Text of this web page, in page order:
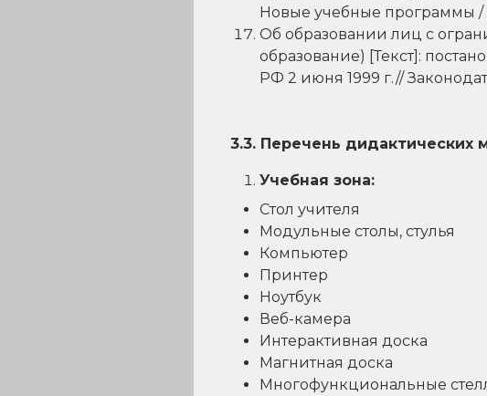
Новые учебные программы /
Об образовании лиц с
образование) [Текст]:
РФ 2 июня 1999 г.//
3.3. Перечень дидактических
Учебная зона:
Стол учителя
Модульные столы, стулья
Компьютер
Принтер
Ноутбук
Веб-камера
Интерактивная доска
Магнитная доска
Многофункциональные